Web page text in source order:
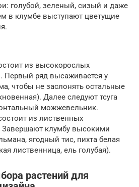
голубой, зеленый, сизый и даже
в клумбе выступают цветущие
из высокорослых
Первый ряд высаживается у
чтобы не заслонять остальные
Далее следуют тсуга
можжевельник.
из лиственных
Завершают клумбу высокими
ягодный тис, пихта белая
лиственница, ель голубая).
растений для